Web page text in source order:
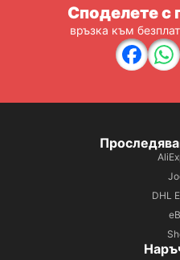
Споделете с
връзка към
DHL